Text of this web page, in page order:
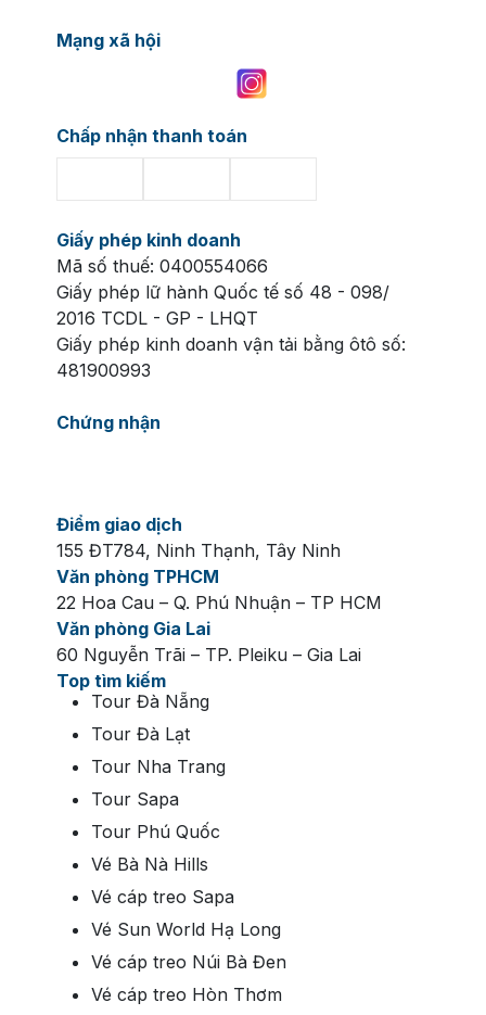
Mạng xã hội
Chấp nhận thanh toán
Giấy phép kinh doanh
Mã số thuế: 0400554066
Giấy phép lữ hành Quốc tế số 48 - 098/
2016 TCDL - GP - LHQT
Giấy phép kinh doanh vận tải bằng ôtô số:
481900993
Chứng nhận
Điểm giao dịch
155 ĐT784, Ninh Thạnh, Tây Ninh
Văn phòng TPHCM
22 Hoa Cau – Q. Phú Nhuận – TP HCM
Văn phòng Gia Lai
60 Nguyễn Trãi – TP. Pleiku – Gia Lai
Top tìm kiếm
Tour Đà Nẵng
Tour Đà Lạt
Tour Nha Trang
Tour Sapa
Tour Phú Quốc
Vé Bà Nà Hills
Vé cáp treo Sapa
Vé Sun World Hạ Long
Vé cáp treo Núi Bà Đen
Vé cáp treo Hòn Thơm